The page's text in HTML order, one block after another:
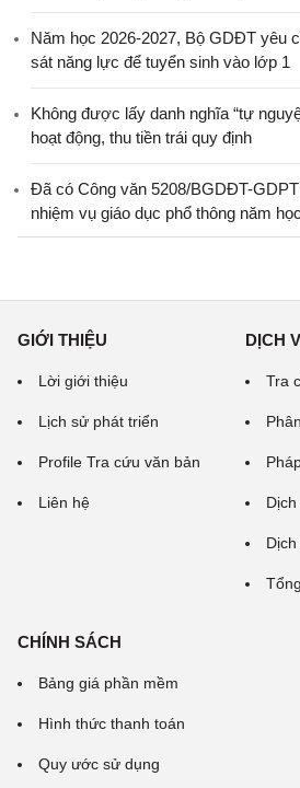
Năm học 2026-2027, Bộ GDĐT yêu
sát năng lực để tuyển sinh vào lớp 1
Không được lấy danh nghĩa “tự
hoạt động, thu tiền trái quy định
Đã có Công văn 5208/BGDĐT-
nhiệm vụ giáo dục phổ thông năm
GIỚI THIỆU
Lời giới thiệu
Lịch sử phát triển
Profile Tra cứu văn bản
Liên hệ
DỊCH
Tra
CHÍNH SÁCH
Bảng giá phần mềm
Hình thức thanh toán
Quy ước sử dụng